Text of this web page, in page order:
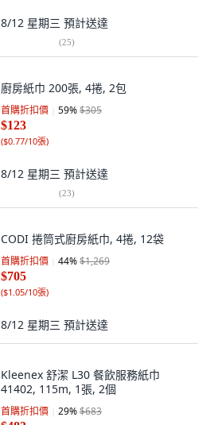
8/12 星期三 預計送達
(25)
廚房紙巾 200張, 4捲, 2包
首購折扣價 59%$305
$123
($0.77/10張)
8/12 星期三 預計送達
(23)
CODI 捲筒式廚房紙巾, 4捲, 12袋
首購折扣價 44%$1,269
$705
($1.05/10張)
8/12 星期三 預計送達
Kleenex 舒潔 L30 餐飲服務紙巾
41402, 115m, 1張, 2個
首購折扣價 29%$683